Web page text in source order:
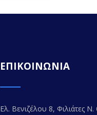
ΕΠΙΚΟΙΝΩΝΙΑ
Ελ. Βενιζέλου 8, Φιλιάτες